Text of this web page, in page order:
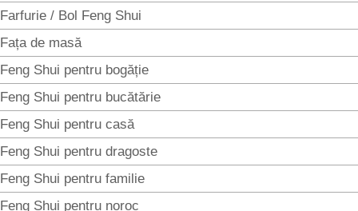
Farfurie / Bol Feng Shui
Fața de masă
Feng Shui pentru bogăție
Feng Shui pentru bucătărie
Feng Shui pentru casă
Feng Shui pentru dragoste
Feng Shui pentru familie
Feng Shui pentru noroc